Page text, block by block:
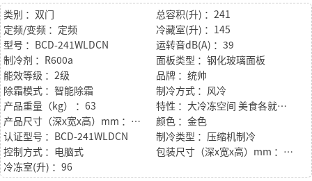
类别 ：双门
总容积(升) ：241
定频/变频 ：定频
冷藏室(升) ：145
型号 ：BCD-241WLDCN
运转音dB(A) ：39
制冷剂 ：R600a
面板类型 ：钢化玻璃面板
能效等级 ：2级
品牌 ：统帅
除霜模式 ：智能除霜
制冷方式 ：风冷
产品重量（kg） ：63
特性 ：大冷冻空间 美食各就其位LED光源 时尚欧式外观DEO净味系统
产品尺寸（深x宽x高）mm ：623*553*1776
颜色 ：金色
认证型号 ：BCD-241WLDCN
制冷类型 ：压缩机制冷
控制方式 ：电脑式
包装尺寸（深x宽x高）mm ：708*631*1825
冷冻室(升) ：96